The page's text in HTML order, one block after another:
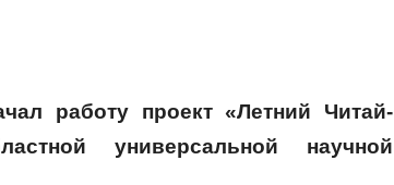
работу проект «Летний Читай-
универсальной научной